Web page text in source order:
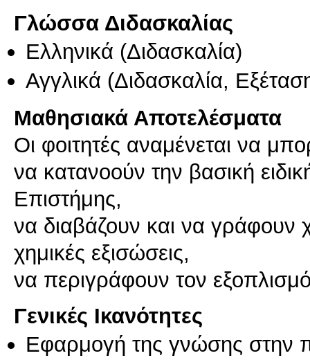
Γλώσσα Διδασκαλίας
Ελληνικά (Διδασκαλία)
Αγγλικά (Διδασκαλία,
Μαθησιακά Αποτελέσματα
Οι φοιτητές αναμένεται να
να κατανοούν την βασική
Επιστήμης,
να διαβάζουν και να γράφουν
χημικές εξισώσεις,
να περιγράφουν τον
Γενικές Ικανότητες
Εφαρμογή της γνώσης στην